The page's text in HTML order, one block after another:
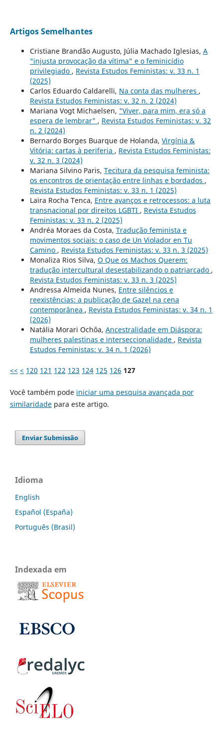
Artigos Semelhantes
Cristiane Brandão Augusto, Júlia Machado Iglesias, A
“injusta provocação da vítima” e o feminicídio
privilegiado , Revista Estudos Feministas: v. 33 n. 1
(2025)
Carlos Eduardo Caldarelli, Na conta das mulheres ,
Revista Estudos Feministas: v. 32 n. 2 (2024)
Mariana Vogt Michaelsen, "Viver, para mim, era só a
espera de lembrar" , Revista Estudos Feministas: v. 32
n. 2 (2024)
Bernardo Borges Buarque de Holanda, Virgínia &
Vitória: cartas à periferia , Revista Estudos Feministas:
v. 32 n. 3 (2024)
Mariana Silvino Paris, Tecitura da pesquisa feminista:
os encontros de orientação entre linhas e bordados ,
Revista Estudos Feministas: v. 33 n. 1 (2025)
Laira Rocha Tenca, Entre avanços e retrocessos: a luta
transnacional por direitos LGBTI , Revista Estudos
Feministas: v. 33 n. 2 (2025)
Andréa Moraes da Costa, Tradução feminista e
movimentos sociais: o caso de Un Violador en Tu
Camino , Revista Estudos Feministas: v. 33 n. 3 (2025)
Monaliza Rios Silva, O Que os Machos Querem:
tradução intercultural desestabilizando o patriarcado ,
Revista Estudos Feministas: v. 33 n. 3 (2025)
Andressa Almeida Nunes, Entre silêncios e
reexistências: a publicação de Gazel na cena
contemporânea , Revista Estudos Feministas: v. 34 n. 1
(2026)
Natália Morari Ochôa, Ancestralidade em Diáspora:
mulheres palestinas e interseccionalidade , Revista
Estudos Feministas: v. 34 n. 1 (2026)
<< < 120 121 122 123 124 125 126 127
Você também pode iniciar uma pesquisa avançada por
similaridadepara este artigo.
Enviar Submissão
Idioma
English
Español (España)
Português (Brasil)
Indexada em